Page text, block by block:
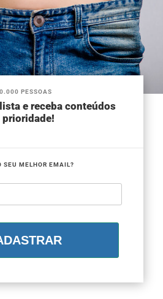
PESSOAS
e receba conteúdos
SEU MELHOR EMAIL?